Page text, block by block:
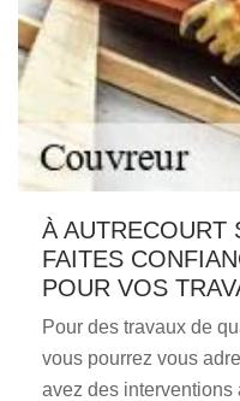
À AUTRECOURT
FAITES
POUR VOS
Pour des travaux de
vous pourrez vous
avez des interventions